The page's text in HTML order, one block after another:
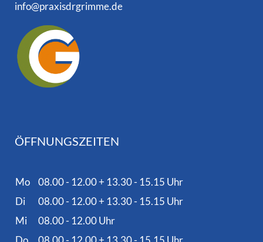
info@praxisdrgrimme.de
ÖFFNUNGSZEITEN
Mo
08.00 - 12.00 + 13.30 - 15.15 Uhr
Di
08.00 - 12.00 + 13.30 - 15.15 Uhr
Mi
08.00 - 12.00 Uhr